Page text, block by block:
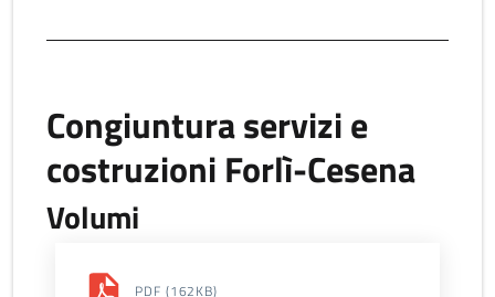
Congiuntura servizi e
costruzioni Forlì-Cesena
Volumi
PDF (162KB)